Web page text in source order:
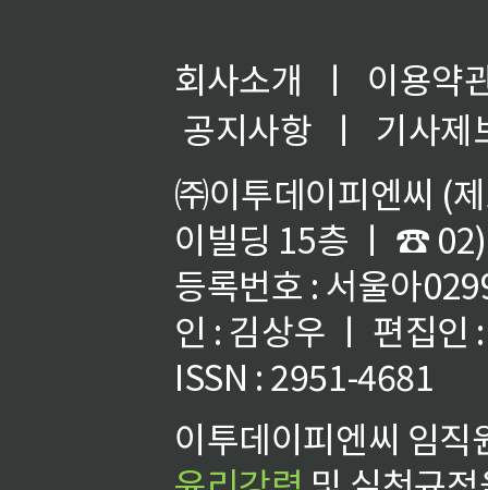
회사소개 ㅣ
이용약
공지사항
ㅣ
기사제
㈜이투데이피엔씨 (
이빌딩 15층 ㅣ ☎
등록번호 : 서울아
인 : 김상우 ㅣ 편집인
ISSN : 2951-4681
이투데이피엔씨 임